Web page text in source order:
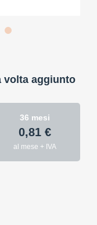
volta aggiunto
36 mesi
0,81 €
al mese + IVA